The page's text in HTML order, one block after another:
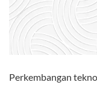
Perkembangan